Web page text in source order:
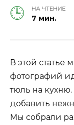
НА ЧТЕНИЕ
7 мин.
В этой статье
фотографий
тюль на
добавить
Мы собрали